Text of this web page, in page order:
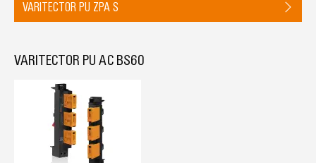
VARITECTOR PU ZPA S
VARITECTOR PU AC BS60